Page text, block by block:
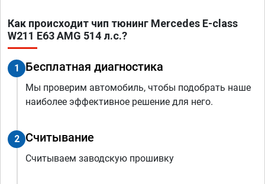
Как происходит чип тюнинг Mercedes E-class
W211 E63 AMG 514 л.с.?
1 Бесплатная диагностика
Мы проверим автомобиль, чтобы подобрать наше
наиболее эффективное решение для него.
2 Считывание
Считываем заводскую прошивку